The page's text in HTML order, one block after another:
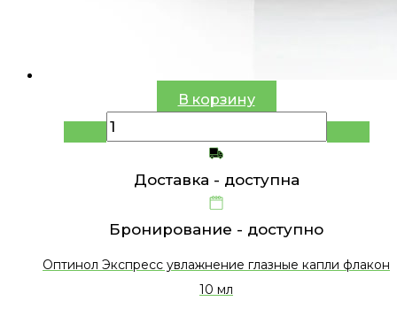
В корзину
Доставка - доступна
Бронирование - доступно
Оптинол Экспресс увлажнение глазные капли флакон
10 мл